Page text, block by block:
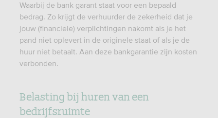
Waarbij de bank garant staat voor een bepaald
bedrag. Zo krijgt de verhuurder de zekerheid dat je
jouw (financiële) verplichtingen nakomt als je het
pand niet oplevert in de originele staat of als je de
huur niet betaalt. Aan deze bankgarantie zijn kosten
verbonden.
Belasting bij huren van een
bedrijfsruimte